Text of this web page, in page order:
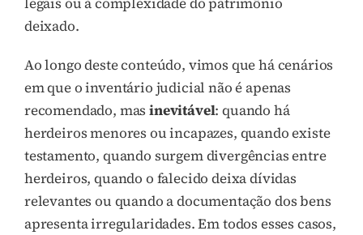
deixado.
Ao longo deste conteúdo, vimos que há cenários
em que o inventário judicial não é apenas
recomendado, masinevitável: quando há
herdeiros menores ou incapazes, quando existe
testamento, quando surgem divergências entre
herdeiros, quando o falecido deixa dívidas
relevantes ou quando a documentação dos bens
apresenta irregularidades. Em todos esses casos,